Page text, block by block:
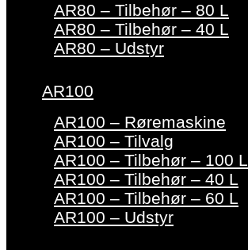
AR80 – Tilbehør – 80 L
AR80 – Tilbehør – 40 L
AR80 – Udstyr
AR100
AR100 – Røremaskine
AR100 – Tilvalg
AR100 – Tilbehør – 100 L
AR100 – Tilbehør – 40 L
AR100 – Tilbehør – 60 L
AR100 – Udstyr